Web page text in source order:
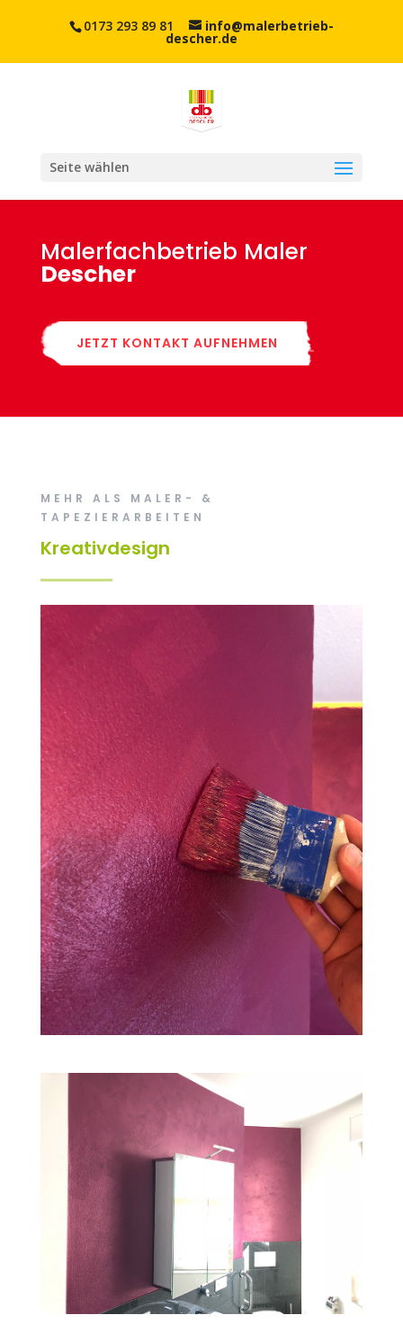
0173 293 89 81 info@malerbetrieb-
descher.de
Seite wählen
Malerfachbetrieb Maler
Descher
JETZT KONTAKT AUFNEHMEN
MEHR ALS MALER- &
TAPEZIERARBEITEN
Kreativdesign